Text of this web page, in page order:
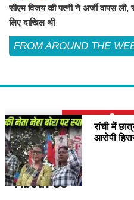
सीएम विजय की पत्नी ने अर्जी वापस
लिए दाखिल थी
FROM AROUND THE
About Us